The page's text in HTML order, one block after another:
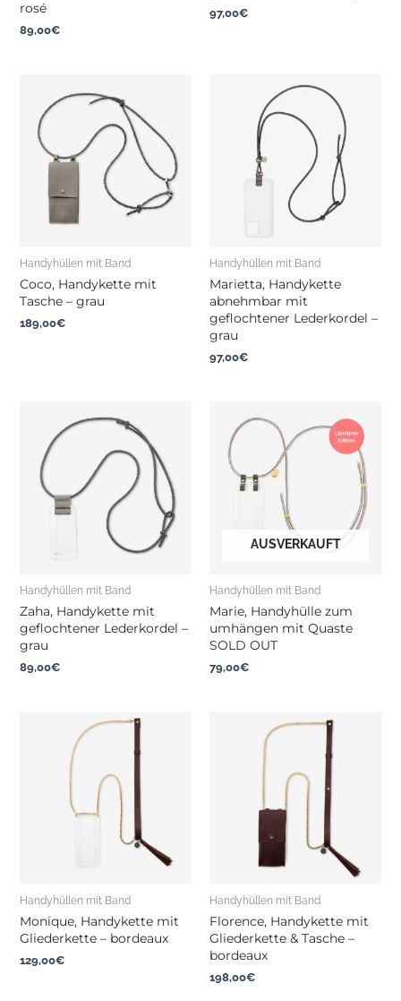
rosé
89,00€
97,00€
Handyhüllen mit Band
Coco, Handykette mit
Tasche – grau
189,00€
Handyhüllen mit Band
Marietta, Handykette
abnehmbar mit
geflochtener Lederkordel –
grau
97,00€
Handyhüllen mit Band
Zaha, Handykette mit
geflochtener Lederkordel –
grau
89,00€
AUSVERKAUFT
Handyhüllen mit Band
Marie, Handyhülle zum
umhängen mit Quaste
SOLD OUT
79,00€
Handyhüllen mit Band
Monique, Handykette mit
Gliederkette – bordeaux
129,00€
Handyhüllen mit Band
Florence, Handykette mit
Gliederkette & Tasche –
bordeaux
198,00€